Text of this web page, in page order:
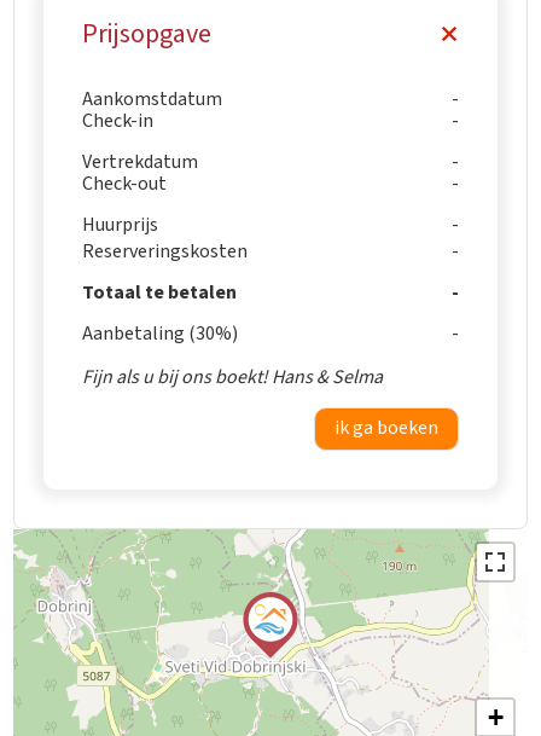
Prijsopgave
Aankomstdatum
Check-in
Vertrekdatum
Check-out
Huurprijs
Reserveringskosten
Totaal te betalen
Aanbetaling (30%)
Fijn als u bij ons boekt! Hans & Selma
ik ga boeken
+